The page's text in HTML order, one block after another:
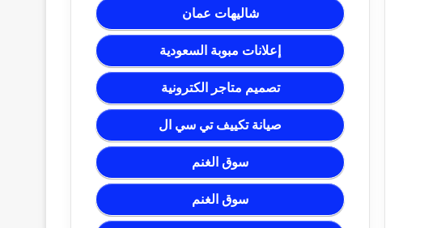
شاليهات عمان
إعلانات مبوبة السعودية
تصميم متاجر الكترونية
صيانة تكييف تي سي ال
سوق الغنم
سوق الغنم